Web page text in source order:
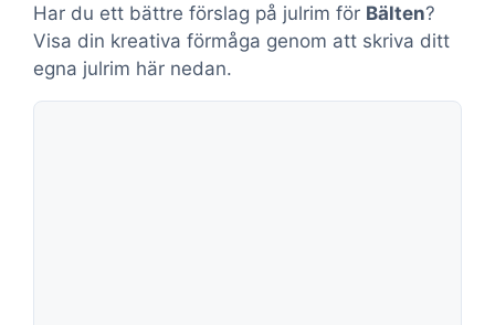
Har du ett bättre förslag på julrim för Bälten?
Visa din kreativa förmåga genom att skriva ditt
egna julrim här nedan.
Kommentar